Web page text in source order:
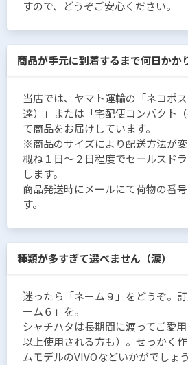
すので、どうぞご安心ください。
商品が手元に到着するまで何日かか
当店では、ヤマト運輸の「ネコポ
達）」または「宅配便コンパクト
て商品をお届けしています。
※商品のサイズにより配送方法が変
概ね１日〜２日程度でセールスド
します。
商品発送時にメールにて荷物の番
す。
種類が多すぎて選べません（涙）
迷ったら「ネーム９」をどうぞ。
ーム６」を。
シャチハタは長期間に渡ってご愛
以上使用される方も）。せっかく
ムモデルのVIVOなどいかがでしょ